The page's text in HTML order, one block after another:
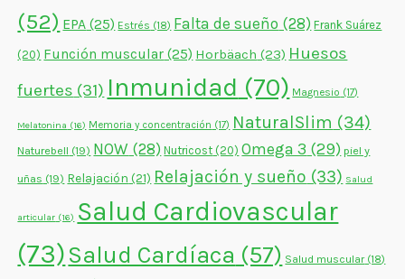
(52) EPA (25) Estrés (18) Falta de sueño (28) Frank Suárez
(20) Función muscular (25) Horbäach (23) Huesos
fuertes (31) Inmunidad (70) Magnesio (17)
Melatonina (16) Memoria y concentración (17) NaturalSlim (34)
Naturebell (19) NOW (28) Nutricost (20) Omega 3 (29) piel y
uñas (19) Relajación (21) Relajación y sueño (33) Salud
articular (16) Salud Cardiovascular
(73)Salud Cardíaca (57) Salud muscular(18)